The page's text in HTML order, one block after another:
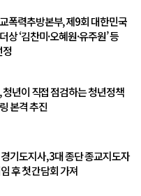
폭력추방본부, 제9회 대한민국
상 ‘김찬미·오혜원·유주원’ 등
정
청년이 직접 점검하는 청년정책
본격 추진
기도지사, 3대 종단 종교지도자
후 첫 간담회 가져